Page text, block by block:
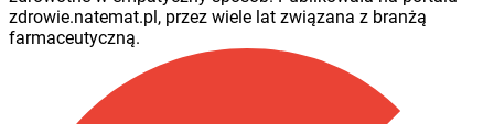
zdrowie.natemat.pl, przez wiele lat związana z branżą
farmaceutyczną.